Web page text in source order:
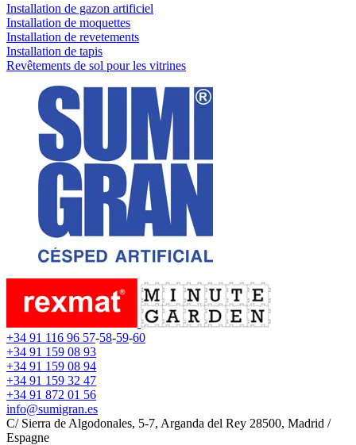
Installation de gazon artificiel
Installation de moquettes
Installation de revetements
Installation de tapis
Revêtements de sol pour les vitrines
+34 91 116 96 57-58-59-60
+34 91 159 08 93
+34 91 159 08 94
+34 91 159 32 47
+34 91 872 01 56
info@sumigran.es
C/ Sierra de Algodonales, 5-7, Arganda del Rey 28500, Madrid /
Espagne